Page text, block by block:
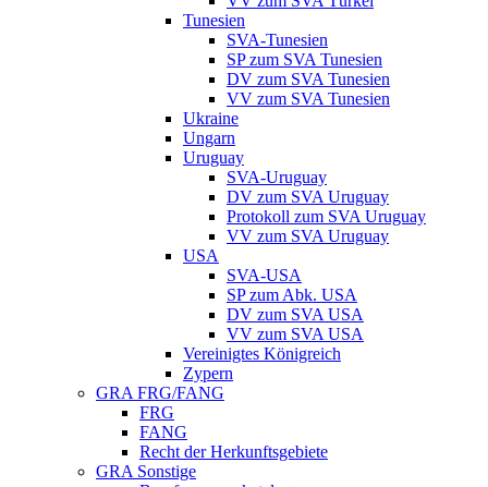
Tunesien
SVA-Tunesien
SP zum SVA Tunesien
DV zum SVA Tunesien
VV zum SVA Tunesien
Ukraine
Ungarn
Uruguay
SVA-Uruguay
DV zum SVA Uruguay
Protokoll zum SVA Uruguay
VV zum SVA Uruguay
USA
SVA-USA
SP zum Abk. USA
DV zum SVA USA
VV zum SVA USA
Vereinigtes Königreich
Zypern
GRA FRG/FANG
FRG
FANG
Recht der Herkunftsgebiete
GRA Sonstige